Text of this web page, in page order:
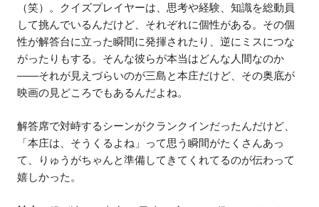
（笑）。クイズプレイヤーは、思考や経験、知識を総動員
して挑んでいるんだけど、それぞれに個性がある。その個
性が解答台に立った瞬間に発揮されたり、逆にミスにつな
がったりもする。そんな彼らが本当はどんな人間なのか
――それが見えづらいのが三島と本庄だけど、その奥底が
映画の見どころでもあるんだよね。
解答席で対峙するシーンがクランクインだったんだけど、
「本庄は、そうくるよね」って思う瞬間がたくさんあっ
て、りゅうがちゃんと準備してきてくれてるのが伝わって
嬉しかった。